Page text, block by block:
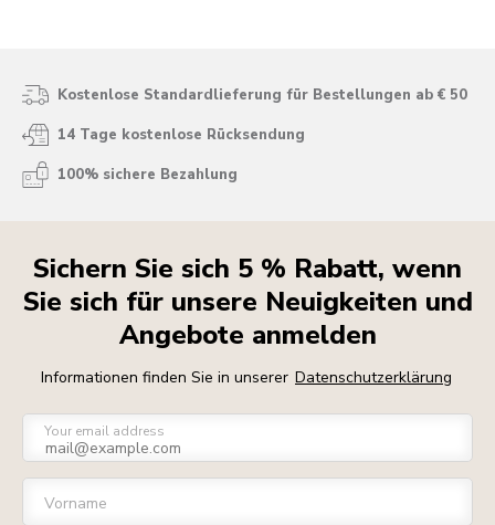
Kostenlose Standardlieferung für Bestellungen ab € 50
14 Tage kostenlose Rücksendung
100% sichere Bezahlung
Sichern Sie sich 5 % Rabatt, wenn
Sie sich für unsere Neuigkeiten und
Angebote anmelden
Informationen finden Sie in unserer Datenschutzerklärung
Your email address
Vorname